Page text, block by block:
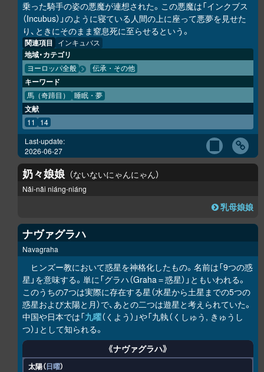
乗った騎手の姿の悪魔が連想された。この悪魔は「インクブス
（Incubus）」のように寝ている人間の上に座って悪夢を見せた
り、ときにそのまま窒息死に至らせるという。
関連項目 インキュバス
地域・カテゴリ
ヨーロッパ全般 伝承・その他
キーワード
馬（奇蹄目） 睡眠・夢
文献
11
14
Last-update:
2026-06-27
奶々娘娘 ないないにゃんにゃん
Nǎi-nǎi niáng-niáng
乳母娘娘
ナヴァグラハ
Navagraha
ヒンズー教において惑星を神格化したもの。名前は「9つの惑
星」を意味する。単に「グラハ（Graha＝惑星）」ともいわれる。
このうちの7つは実際に存在する星（水星から土星までの5つの
惑星および太陽と月）で、あとの二つは遊星と考えられていた。
中国や日本では「九曜（くよう）」や「九執（くしゅう, きゅうし
つ）」として知られる。
《ナヴァグラハ》
太陽（日曜）